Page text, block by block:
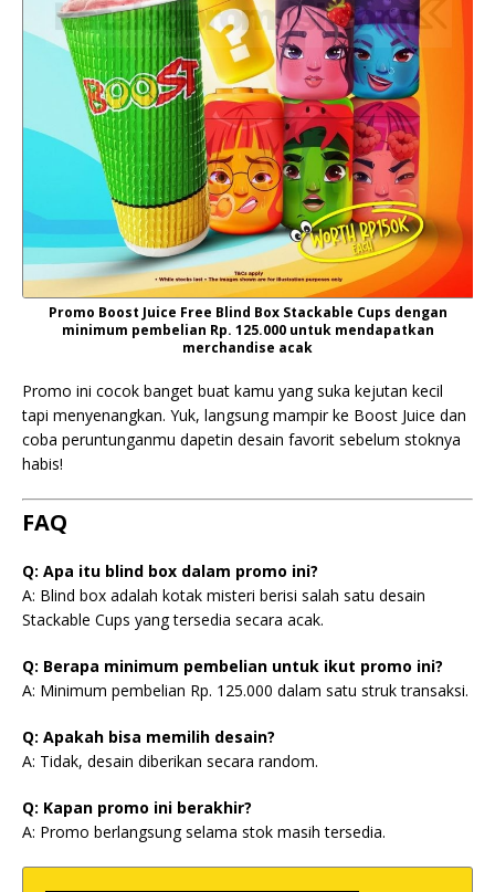
Promo Boost Juice Free Blind Box Stackable Cups dengan
minimum pembelian Rp. 125.000 untuk mendapatkan
merchandise acak
Promo ini cocok banget buat kamu yang suka kejutan kecil
tapi menyenangkan. Yuk, langsung mampir ke Boost Juice dan
coba peruntunganmu dapetin desain favorit sebelum stoknya
habis!
FAQ
Q: Apa itu blind box dalam promo ini?
A: Blind box adalah kotak misteri berisi salah satu desain
Stackable Cups yang tersedia secara acak.
Q: Berapa minimum pembelian untuk ikut promo ini?
A: Minimum pembelian Rp. 125.000 dalam satu struk transaksi.
Q: Apakah bisa memilih desain?
A: Tidak, desain diberikan secara random.
Q: Kapan promo ini berakhir?
A: Promo berlangsung selama stok masih tersedia.